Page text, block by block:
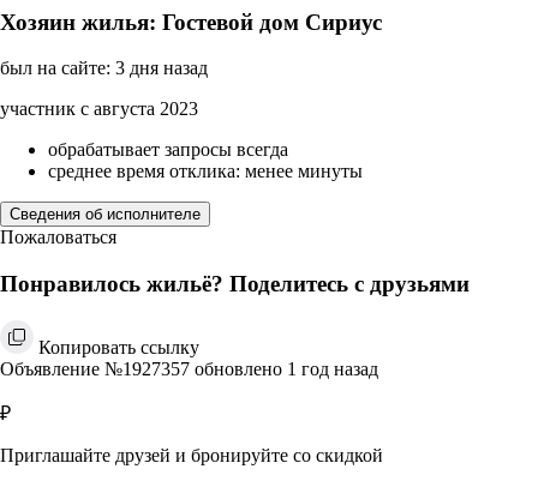
Хозяин жилья: Гостевой дом Сириус
был на сайте: 3 дня назад
участник с августа 2023
обрабатывает запросы всегда
среднее время отклика: менее минуты
Сведения об исполнителе
Пожаловаться
Понравилось жильё? Поделитесь с друзьями
Копировать ссылку
Объявление №1927357 обновлено 1 год назад
₽
Приглашайте друзей и бронируйте со скидкой